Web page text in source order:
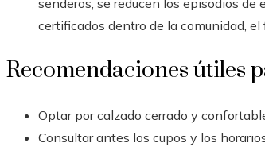
senderos, se reducen los episodios
certificados dentro de la comunidad,
Recomendaciones útiles
Optar por calzado cerrado y
Consultar antes los cupos y los